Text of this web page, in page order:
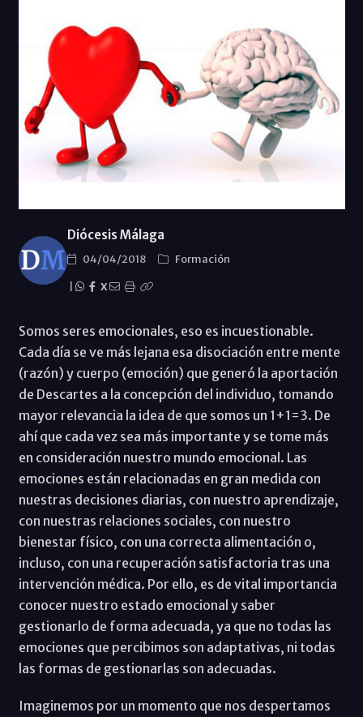
Diócesis Málaga
04/04/2018
Formación
X
Somos seres emocionales, eso es incuestionable.
Cada día se ve más lejana esa disociación entre mente
(razón) y cuerpo (emoción) que generó la aportación
de Descartes a la concepción del individuo, tomando
mayor relevancia la idea de que somos un 1+1=3. De
ahí que cada vez sea más importante y se tome más
en consideración nuestro mundo emocional. Las
emociones están relacionadas en gran medida con
nuestras decisiones diarias, con nuestro aprendizaje,
con nuestras relaciones sociales, con nuestro
bienestar físico, con una correcta alimentación o,
incluso, con una recuperación satisfactoria tras una
intervención médica. Por ello, es de vital importancia
conocer nuestro estado emocional y saber
gestionarlo de forma adecuada, ya que no todas las
emociones que percibimos son adaptativas, ni todas
las formas de gestionarlas son adecuadas.
Imaginemos por un momento que nos despertamos